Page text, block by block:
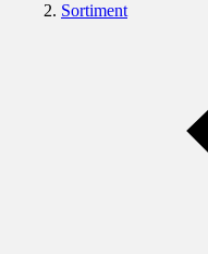
Sortiment